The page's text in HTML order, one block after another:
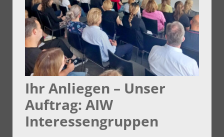
Ihr Anliegen – Unser
Auftrag: AIW
Interessengruppen